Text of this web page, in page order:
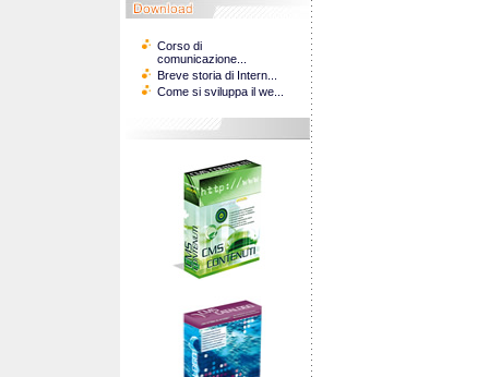
Corso di
comunicazione...
Breve storia di Intern...
Come si sviluppa il we...